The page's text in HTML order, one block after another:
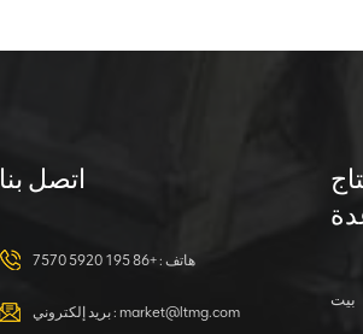
عرض التفاصيل
اتصل بنا
هاتف :+86 195 5920 7570
بريد إلكتروني : market@ltmg.com
بيت